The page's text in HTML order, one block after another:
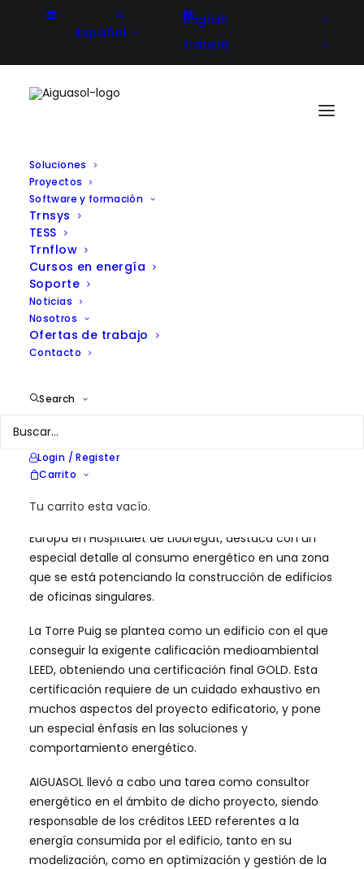
Español
English
Català
Soluciones
Proyectos
Software y formación
Trnsys
TESS
Trnflow
Cursos en energía
Soporte
Noticias
Nosotros
Ofertas de trabajo
Contacto
Search
Login / Register
Carrito
Tu carrito esta vacío.
Optimización y análisis para la
obtención de la acreditación
LEED Oro en la Torre Puig
Client
GCA Arquitectos Asociados
Year
Services
AIGUASOL participó en el ambicioso Proyecto de la
Europa en Hospitalet de Llobregat, destaca con un
especial detalle al consumo energético en una zona
que se está potenciando la construcción de edificios
de oficinas singulares.
La Torre Puig se plantea como un edificio con el que
conseguir la exigente calificación medioambiental
LEED, obteniendo una certificación final GOLD. Esta
certificación requiere de un cuidado exhaustivo en
muchos aspectos del proyecto edificatorio, y pone
un especial énfasis en las soluciones y
comportamiento energético.
AIGUASOL llevó a cabo una tarea como consultor
energético en el ámbito de dicho proyecto, siendo
responsable de los créditos LEED referentes a la
energía consumida por el edificio, tanto en su
modelización, como en optimización y gestión de la